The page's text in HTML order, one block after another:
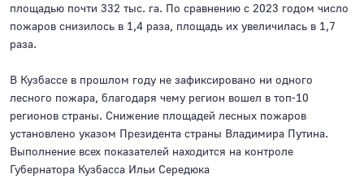
площадью почти 332 тыс. га. По сравнению с 2023 годом число
пожаров снизилось в 1,4 раза, площадь их увеличилась в 1,7
раза.
В Кузбассе в прошлом году не зафиксировано ни одного
лесного пожара, благодаря чему регион вошел в топ-10
регионов страны. Снижение площадей лесных пожаров
установлено указом Президента страны Владимира Путина.
Выполнение всех показателей находится на контроле
Губернатора Кузбасса Ильи Середюка